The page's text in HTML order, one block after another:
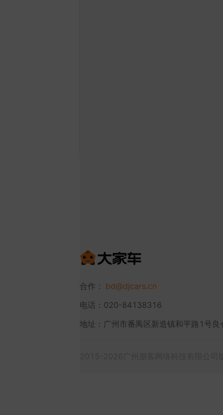
合作： bd@djcars.cn
电话：020-84138316
地址：广州市番禺区新造镇和平路1号